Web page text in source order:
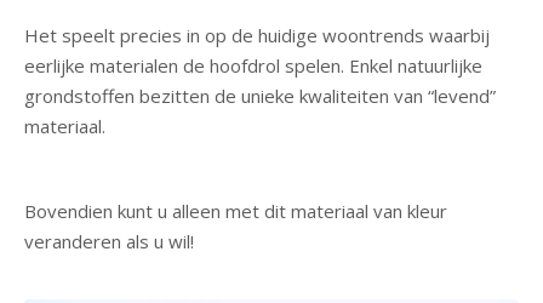
Het speelt precies in op de huidige woontrends waarbij
eerlijke materialen de hoofdrol spelen. Enkel natuurlijke
grondstoffen bezitten de unieke kwaliteiten van “levend”
materiaal.
Bovendien kunt u alleen met dit materiaal van kleur
veranderen als u wil!